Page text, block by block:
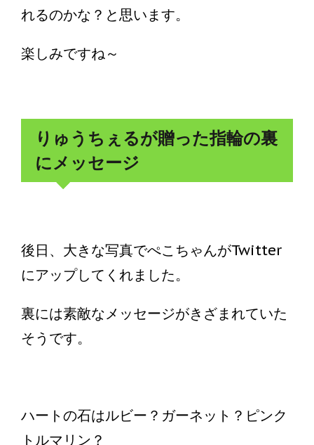
れるのかな？と思います。
楽しみですね～
りゅうちぇるが贈った指輪の裏
にメッセージ
後日、大きな写真でぺこちゃんがTwitter
にアップしてくれました。
裏には素敵なメッセージがきざまれていた
そうです。
ハートの石はルビー？ガーネット？ピンク
トルマリン？